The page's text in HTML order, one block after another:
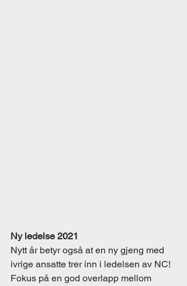
Ny ledelse 2021
Nytt år betyr også at en ny gjeng med
ivrige ansatte trer inn i ledelsen av NC!
Fokus på en god overlapp mellom